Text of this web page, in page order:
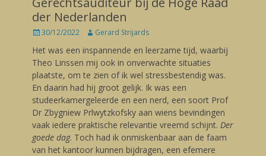
der Nederlanden
Posted
30/12/2022 Author
Gerard Strijards
Het was een inspannende en leerzame tijd, waarbij
Theo Linssen mij ook in onverwachte situaties
plaatste, om te zien of ik wel stressbestendig was.
En daarin had hij groot gelijk. Ik was een
studeerkamergeleerde en een nerd, een soort Prof
Dr Zbygniew Prlwytzkofsky aan wiens bevindingen
vaak iedere praktische relevantie vreemd schijnt. Der
goede dag. Toch had ik onmiskenbaar aan de faam
van het kantoor kunnen bijdragen, een efemere